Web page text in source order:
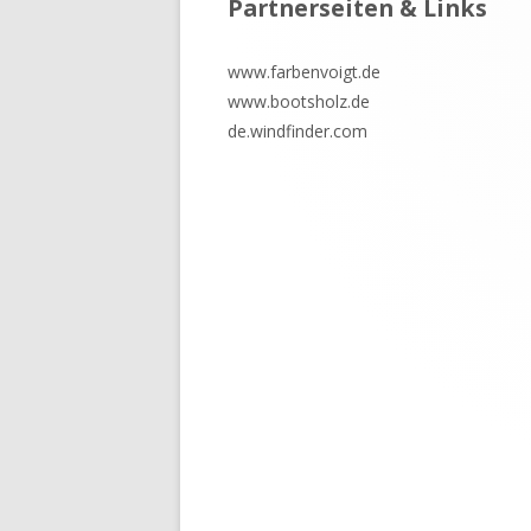
Inhalt
Partnerseiten & Links
www.farbenvoigt.de
www.bootsholz.de
de.windfinder.com